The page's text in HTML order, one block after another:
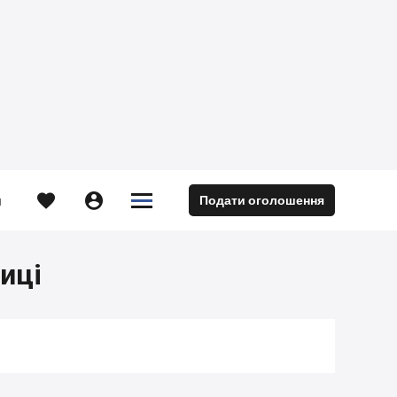
  

 Подати оголошення